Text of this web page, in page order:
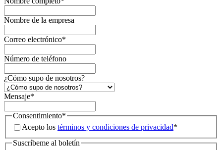
Nombre de la empresa
Correo electrónico*
Número de teléfono
¿Cómo supo de nosotros?
Mensaje*
Consentimiento*
Acepto los términos y condiciones de privacidad*
Suscríbeme al boletín